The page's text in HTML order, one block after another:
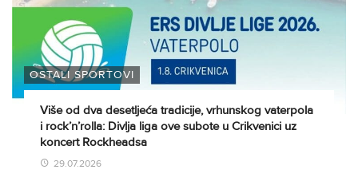
OSTALI SPORTOVI
Više od dva desetljeća tradicije, vrhunskog vaterpola
i rock’n’rolla: Divlja liga ove subote u Crikvenici uz
koncert Rockheadsa
29.07.2026